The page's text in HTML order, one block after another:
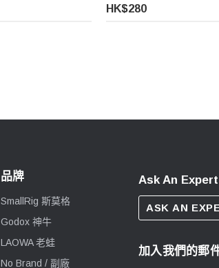
HK$280
品牌
SmallRig 斯莫格
Godox 神牛
LAOWA 老蛙
No Brand / 副廠
Ask An
ASK AN
加入我們的郵